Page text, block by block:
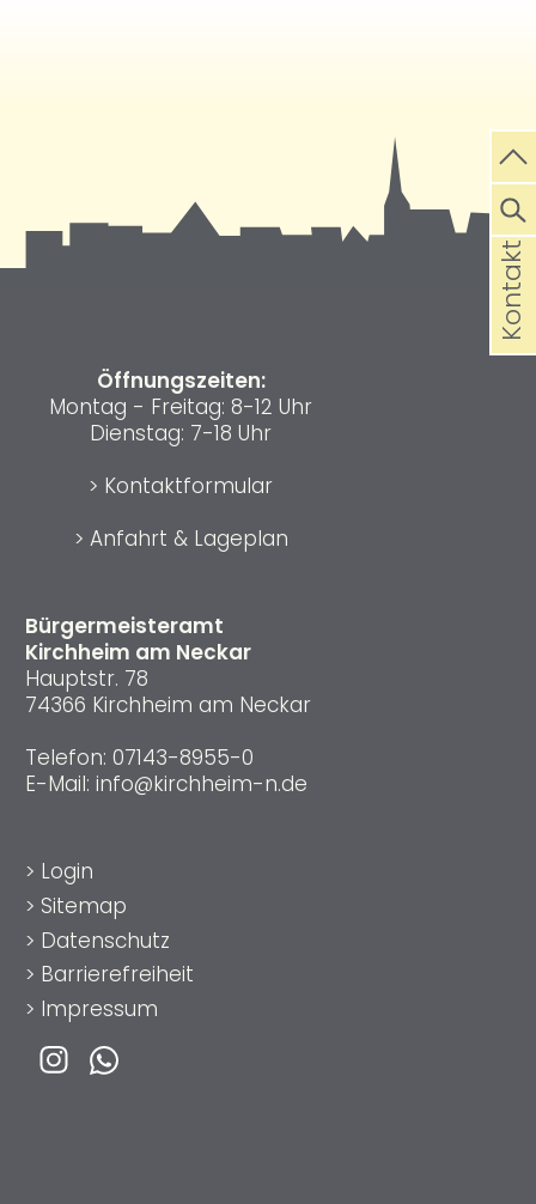
Bürgermeisteramt
Kirchheim am Neckar
Hauptstr. 78
74366 Kirchheim am Neckar
Telefon: 07143-8955-0
E-Mail: info@kirchheim-n.de
Öffnungszeiten:
Montag - Freitag: 8-12 Uhr
Dienstag: 7-18 Uhr
> Kontaktformular
> Anfahrt & Lageplan
> Login
> Sitemap
> Datenschutz
> Barrierefreiheit
> Impressum
Kontakt